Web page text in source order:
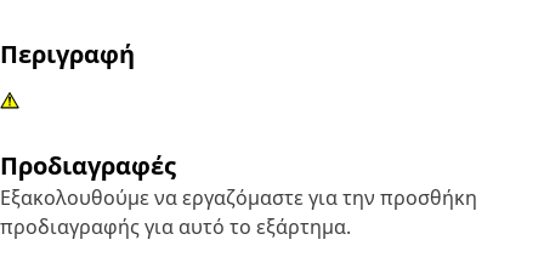
Περιγραφή
Προδιαγραφές
Εξακολουθούμε να εργαζόμαστε για την προσθήκη
προδιαγραφής για αυτό το εξάρτημα.